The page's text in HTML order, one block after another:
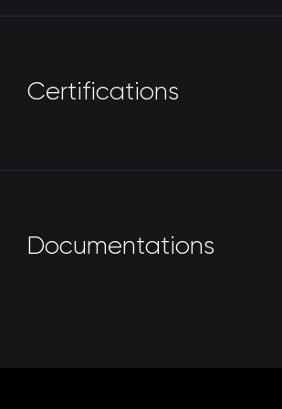
Certifications
Documentations